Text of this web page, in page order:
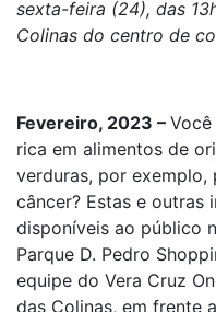
sexta-feira (24), das
Colinas do centro de
Fevereiro, 2023 –
rica em alimentos de
verduras, por exemplo,
câncer? Estas e outras
disponíveis ao público
Parque D. Pedro
equipe do Vera Cruz
das Colinas, em frente